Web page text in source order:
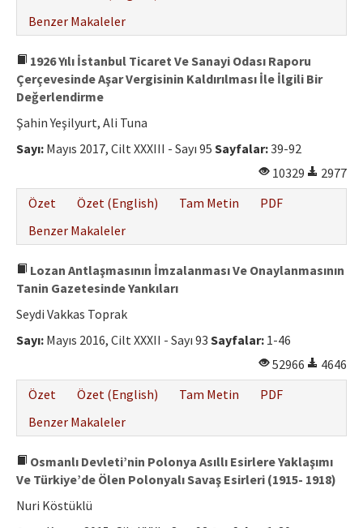
Benzer Makaleler
1926 Yılı İstanbul Ticaret Ve Sanayi Odası Raporu
Çerçevesinde Aşar Vergisinin Kaldırılması İle İlgili Bir
Değerlendirme
Şahin Yeşilyurt, Ali Tuna
Sayı: Mayıs 2017, Cilt XXXIII - Sayı 95 Sayfalar:39-92
10329
2977
Özet
Özet (English) Tam Metin
PDF
Benzer Makaleler
Lozan Antlaşmasının İmzalanması Ve Onaylanmasının
Tanin Gazetesinde Yankıları
Seydi Vakkas Toprak
Sayı: Mayıs 2016, Cilt XXXII - Sayı 93 Sayfalar: 1-46
52966
4646
Özet
Özet (English) Tam Metin
PDF
Benzer Makaleler
Osmanlı Devleti’nin Polonya Asıllı Esirlere Yaklaşımı
Ve Türkiye’de Ölen Polonyalı Savaş Esirleri (1915- 1918)
Nuri Köstüklü